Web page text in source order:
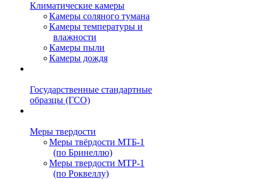
Климатические камеры
Камеры соляного тумана
Камеры температуры и
влажности
Камеры пыли
Камеры дождя
Государственные стандартные
образцы (ГСО)
Меры твердости
Меры твёрдости МТБ-1
(по Бринеллю)
Меры твердости МТР-1
(по Роквеллу)